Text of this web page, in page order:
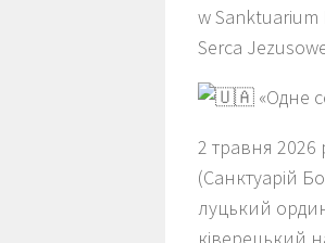
w Sanktuarium
Serca
«Одне
2 травня 2026
(Санктуарій
луцький
ківерецький